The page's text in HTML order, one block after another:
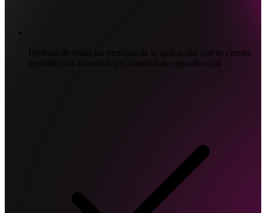
Disfruta de todas las ventajas de la aplicación con tu cuenta,
incluidos los favoritos y el historial de reproducción